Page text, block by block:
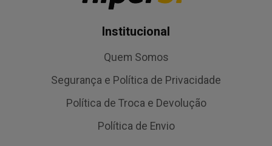
Institucional
Quem Somos
Segurança e Política de Privacidade
Política de Troca e Devolução
Política de Envio